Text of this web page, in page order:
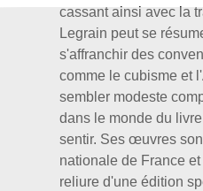
cassant ainsi avec la
Legrain peut se
s'affranchir des
comme le cubisme et
sembler modeste
dans le monde du
sentir. Ses œuvres
nationale de France
reliure d'une édition